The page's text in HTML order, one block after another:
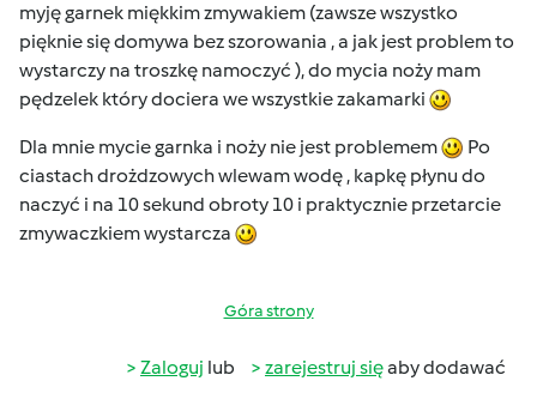
myję garnek miękkim zmywakiem (zawsze wszystko
pięknie się domywa bez szorowania , a jak jest problem to
wystarczy na troszkę namoczyć ), do mycia noży mam
pędzelek który dociera we wszystkie zakamarki
Dla mnie mycie garnka i noży nie jest problemem
Po
ciastach drożdzowych wlewam wodę , kapkę płynu do
naczyć i na 10 sekund obroty 10 i praktycznie przetarcie
zmywaczkiem wystarcza
Góra strony
Zaloguj lub zarejestruj sięaby dodawać